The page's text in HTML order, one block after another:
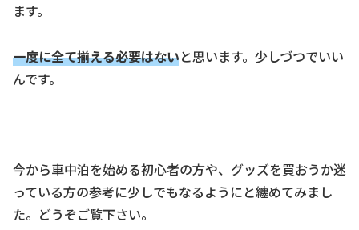
ます。
一度に全て揃える必要はないと思います。少しづつでいい
んです。
今から車中泊を始める初心者の方や、グッズを買おうか迷
っている方の参考に少しでもなるようにと纏めてみまし
た。どうぞご覧下さい。